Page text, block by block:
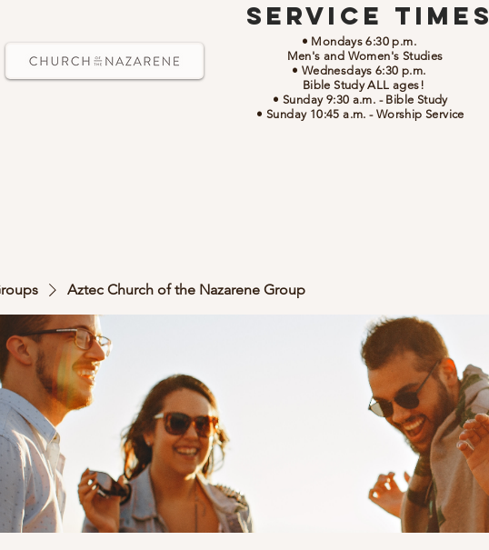
Service Times
• Mondays 6:30 p.m.
Men's and Women's Studies
• Wednesdays 6:30 p.m.
Bible Study ALL ages!
• Sunday 9:30 a.m. - Bible Study
• Sunday 10:45 a.m. - Worship Service
Aztec Church of the Nazarene Group